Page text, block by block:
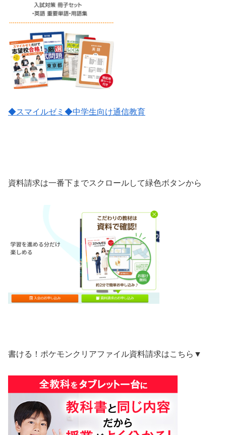
◆スマイルゼミ◆中学生向け通信教育
資料請求は一番下までスクロールして緑色ボタンから
書ける！ポケモンクリアファイル資料請求はこちら▼